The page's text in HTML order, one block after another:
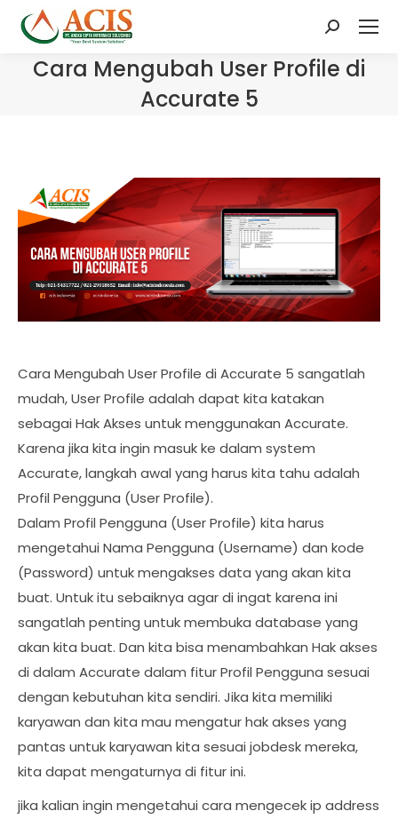
Search:
Cara Mengubah User Profile di
Accurate 5
Cara Mengubah User Profile di Accurate 5 sangatlah
mudah, User Profile adalah dapat kita katakan
sebagai Hak Akses untuk menggunakan Accurate.
Karena jika kita ingin masuk ke dalam system
Accurate, langkah awal yang harus kita tahu adalah
Profil Pengguna (User Profile).
Dalam Profil Pengguna (User Profile) kita harus
mengetahui Nama Pengguna (Username) dan kode
(Password) untuk mengakses data yang akan kita
buat. Untuk itu sebaiknya agar di ingat karena ini
sangatlah penting untuk membuka database yang
akan kita buat. Dan kita bisa menambahkan Hak akses
di dalam Accurate dalam fitur Profil Pengguna sesuai
dengan kebutuhan kita sendiri. Jika kita memiliki
karyawan dan kita mau mengatur hak akses yang
pantas untuk karyawan kita sesuai jobdesk mereka,
kita dapat mengaturnya di fitur ini.
jika kalian ingin mengetahui cara mengecek ip address